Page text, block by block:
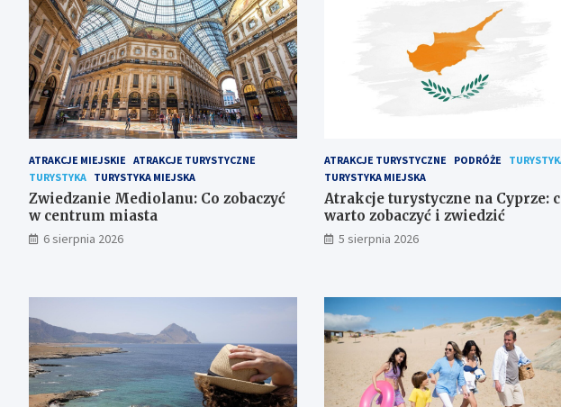
ATRAKCJE MIEJSKIE ATRAKCJE TURYSTYCZNE
TURYSTYKA TURYSTYKA MIEJSKA
Zwiedzanie Mediolanu: Co zobaczyć
w centrum miasta
6 sierpnia 2026
ATRAKCJE TURYSTYCZNE PODRÓŻE
TURYSTYKA MIEJSKA
Atrakcje turystyczne na Cyprze:
warto zobaczyć i zwiedzić
5 sierpnia 2026